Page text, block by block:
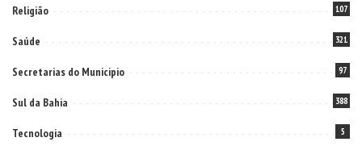
Religião 107
Saúde 321
Secretarias do Municipio 97
Sul da Bahia 388
Tecnologia 5